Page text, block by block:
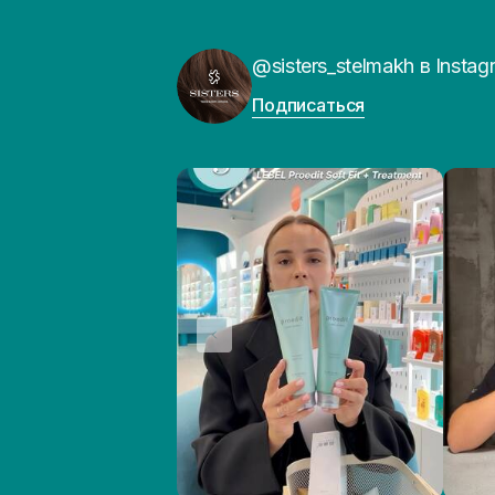
@sisters_stelmakh в
Подписаться